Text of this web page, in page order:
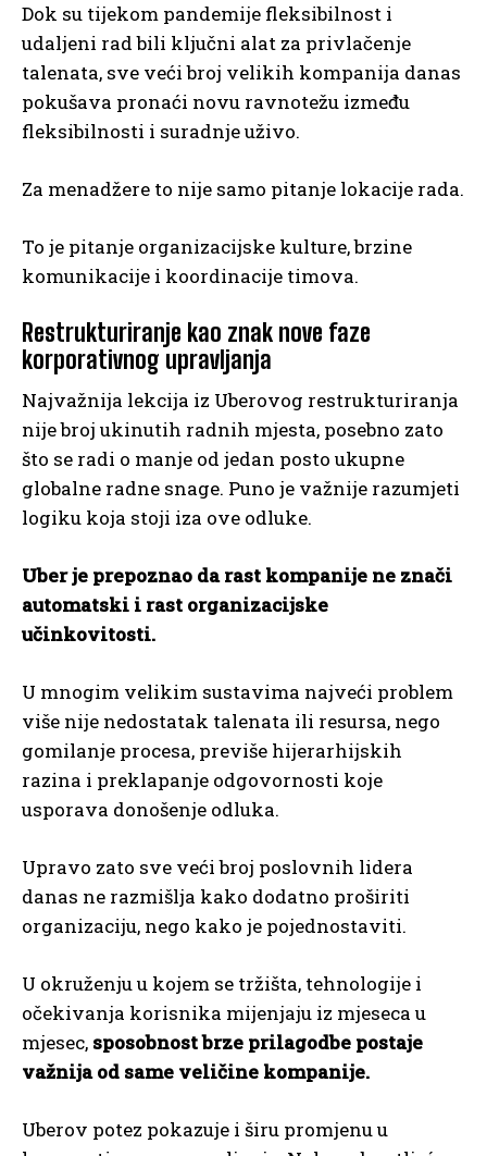
Dok su tijekom pandemije fleksibilnost i
udaljeni rad bili ključni alat za privlačenje
talenata, sve veći broj velikih kompanija danas
pokušava pronaći novu ravnotežu između
fleksibilnosti i suradnje uživo.
Za menadžere to nije samo pitanje lokacije rada.
To je pitanje organizacijske kulture, brzine
komunikacije i koordinacije timova.
Restrukturiranje kao znak nove faze
korporativnog upravljanja
Najvažnija lekcija iz Uberovog restrukturiranja
nije broj ukinutih radnih mjesta, posebno zato
što se radi o manje od jedan posto ukupne
globalne radne snage. Puno je važnije razumjeti
logiku koja stoji iza ove odluke.
Uber je prepoznao da rast kompanije ne znači
automatski i rast organizacijske
učinkovitosti.
U mnogim velikim sustavima najveći problem
više nije nedostatak talenata ili resursa, nego
gomilanje procesa, previše hijerarhijskih
razina i preklapanje odgovornosti koje
usporava donošenje odluka.
Upravo zato sve veći broj poslovnih lidera
danas ne razmišlja kako dodatno proširiti
organizaciju, nego kako je pojednostaviti.
U okruženju u kojem se tržišta, tehnologije i
očekivanja korisnika mijenjaju iz mjeseca u
mjesec, sposobnost brze prilagodbe postaje
važnija od same veličine kompanije.
Uberov potez pokazuje i širu promjenu u